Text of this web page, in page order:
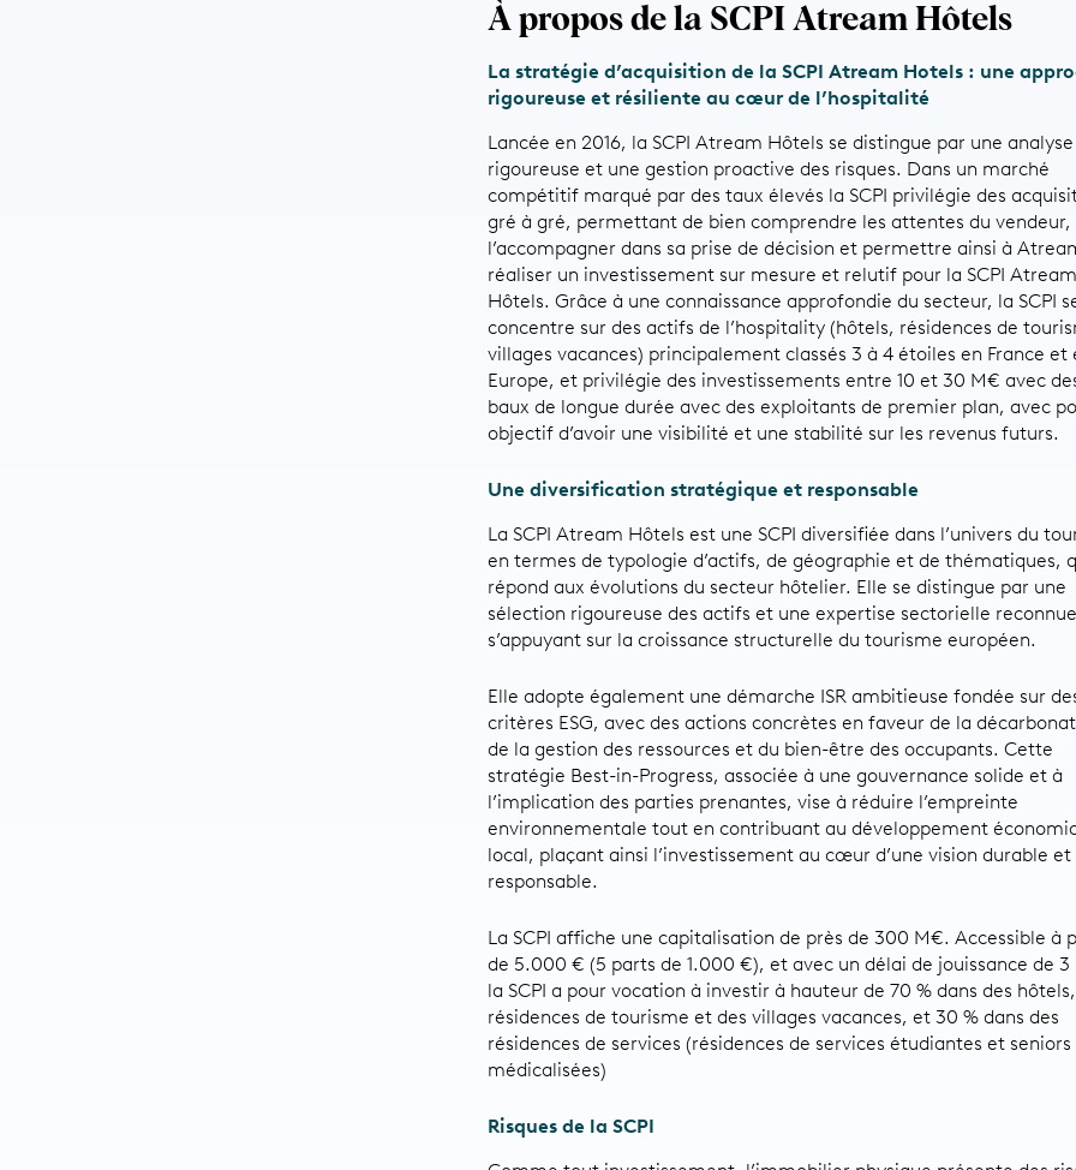
À propos de la SCPI Atream Hôtels
La stratégie d’acquisition de la SCPI Atream Hotels : une
rigoureuse et résiliente au cœur de l’hospitalité
Lancée en 2016, la SCPI Atream Hôtels se distingue par une analyse
rigoureuse et une gestion proactive des risques. Dans un marché
compétitif marqué par des taux élevés la SCPI privilégie des
gré à gré, permettant de bien comprendre les attentes du vendeur,
l’accompagner dans sa prise de décision et permettre ainsi à
réaliser un investissement sur mesure et relutif pour la SCPI Atream
Hôtels. Grâce à une connaissance approfondie du secteur, la SCPI
concentre sur des actifs de l’hospitality (hôtels, résidences de
villages vacances) principalement classés 3 à 4 étoiles en France et
Europe, et privilégie des investissements entre 10 et 30 M€ avec
baux de longue durée avec des exploitants de premier plan, avec
objectif d’avoir une visibilité et une stabilité sur les revenus futurs.
Une diversification stratégique et responsable
La SCPI Atream Hôtels est une SCPI diversifiée dans l’univers du
en termes de typologie d’actifs, de géographie et de thématiques,
répond aux évolutions du secteur hôtelier. Elle se distingue par une
sélection rigoureuse des actifs et une expertise sectorielle
s’appuyant sur la croissance structurelle du tourisme européen.
Elle adopte également une démarche ISR ambitieuse fondée sur
critères ESG, avec des actions concrètes en faveur de la
de la gestion des ressources et du bien-être des occupants. Cette
stratégie Best-in-Progress, associée à une gouvernance solide et à
l’implication des parties prenantes, vise à réduire l’empreinte
environnementale tout en contribuant au développement
local, plaçant ainsi l’investissement au cœur d’une vision durable et
responsable.
La SCPI affiche une capitalisation de près de 300 M€. Accessible à
de 5.000 € (5 parts de 1.000 €), et avec un délai de jouissance de 3
la SCPI a pour vocation à investir à hauteur de 70 % dans des
résidences de tourisme et des villages vacances, et 30 % dans des
résidences de services (résidences de services étudiantes et seniors
médicalisées)
Risques de la SCPI